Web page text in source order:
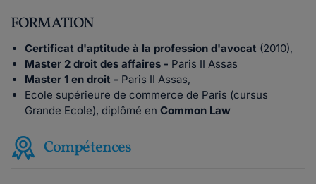
FORMATION
Certificat d'aptitude à la profession d'avocat (2010),
Master 2 droit des affaires - Paris II Assas
Master 1 en droit - Paris II Assas,
Ecole supérieure de commerce de Paris (cursus
Grande Ecole), diplômé en Common Law
Compétences